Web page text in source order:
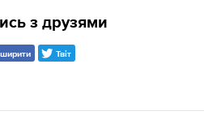
з друзями
Твіт